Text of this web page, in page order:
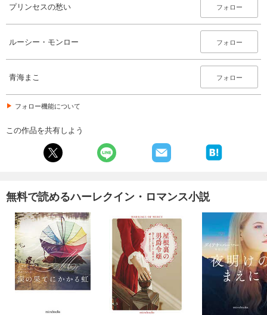
プリンセスの愁い フォロー
ルーシー・モンロー フォロー
青海まこ フォロー
フォロー機能について
この作品を共有しよう
無料で読めるハーレクイン・ロマンス小説